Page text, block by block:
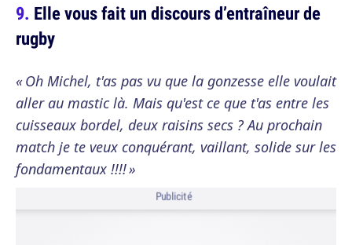
Elle vous fait un discours d’entraîneur de
rugby
« Oh Michel, t'as pas vu que la gonzesse elle voulait
aller au mastic là. Mais qu'est ce que t'as entre les
cuisseaux bordel, deux raisins secs ? Au prochain
match je te veux conquérant, vaillant, solide sur les
fondamentaux !!!! »
Publicité